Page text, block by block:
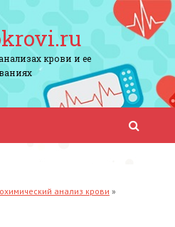
крови и ее
анализ крови »